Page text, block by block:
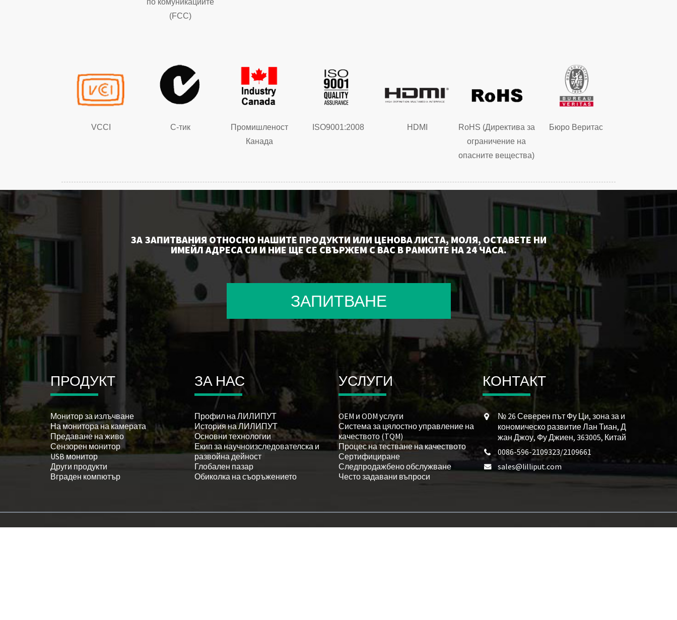
по комуникациите
(FCC)
VCCI C-тик
Промишленост
Канада
ISO9001:2008 HDMI
RoHS (Директива за
ограничение на
опасните вещества)
Бюро Веритас
ЗА ЗАПИТВАНИЯ ОТНОСНО НАШИТЕ ПРОДУКТИ ИЛИ ЦЕНОВА ЛИСТА, МОЛЯ, ОСТАВЕТЕ НИ
ИМЕЙЛ АДРЕСА СИ И НИЕ ЩЕ СЕ СВЪРЖЕМ С ВАС В РАМКИТЕ НА 24 ЧАСА.
ЗАПИТВАНЕ
ПРОДУКТ
Монитор за излъчване
На монитора на камерата
Предаване на живо
Сензорен монитор
USB монитор
Други продукти
Вграден компютър
ЗА НАС
Профил на ЛИЛИПУТ
История на ЛИЛИПУТ
Основни технологии
Екип за научноизследователска и
развойна дейност
Глобален пазар
Обиколка на съоръжението
УСЛУГИ
OEM и ODM услуги
Система за цялостно управление на
качеството (TQM)
Процес на тестване на качеството
Сертифициране
Следпродажбено обслужване
Често задавани въпроси
КОНТАКТ
№ 26 Северен път Фу Ци, зона за и
кономическо развитие Лан Тиан, Д
жан Джоу, Фу Джиен, 363005, Китай
0086-596-2109323/2109661
sales@lilliput.com